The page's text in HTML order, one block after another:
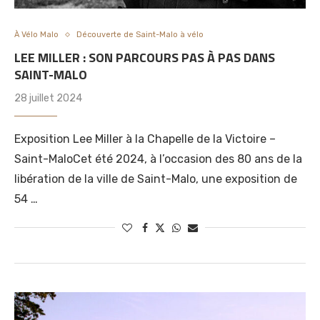
À Vélo Malo Découverte de Saint-Malo à vélo
LEE MILLER : SON PARCOURS PAS À PAS DANS
SAINT-MALO
28 juillet 2024
Exposition Lee Miller à la Chapelle de la Victoire –
Saint-MaloCet été 2024, à l’occasion des 80 ans de la
libération de la ville de Saint-Malo, une exposition de
54 …